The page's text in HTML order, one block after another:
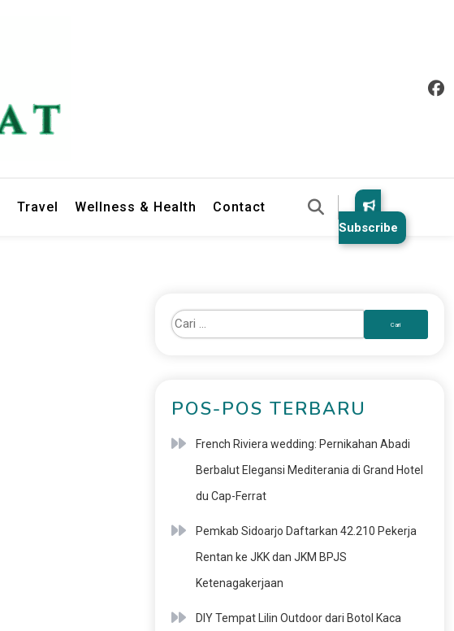
Travel Wellness & Health Contact
Subscribe
POS-POS TERBARU
French Riviera wedding: Pernikahan Abadi
Berbalut Elegansi Mediterania di Grand Hotel
du Cap-Ferrat
Pemkab Sidoarjo Daftarkan 42.210 Pekerja
Rentan ke JKK dan JKM BPJS
Ketenagakerjaan
DIY Tempat Lilin Outdoor dari Botol Kaca